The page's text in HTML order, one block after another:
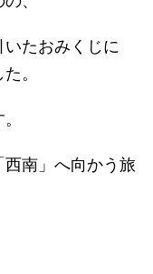
たおみくじに
。
南」へ向かう旅